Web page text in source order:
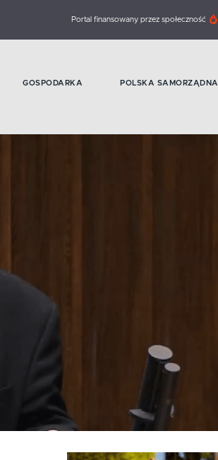
Portal finansowany przez społeczność
GOSPODARKA POLSKA SAMORZĄDNA